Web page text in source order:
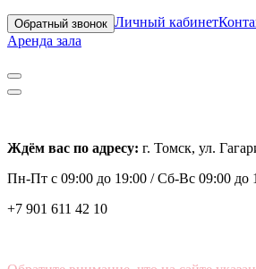
Обратный звонок Личный кабинет
Аренда зала
Ждём вас по адресу: г. Томск, ул.
Пн-Пт с 09:00 до 19:00 /Сб-Вс 09:00 до
+7 901 611 42 10